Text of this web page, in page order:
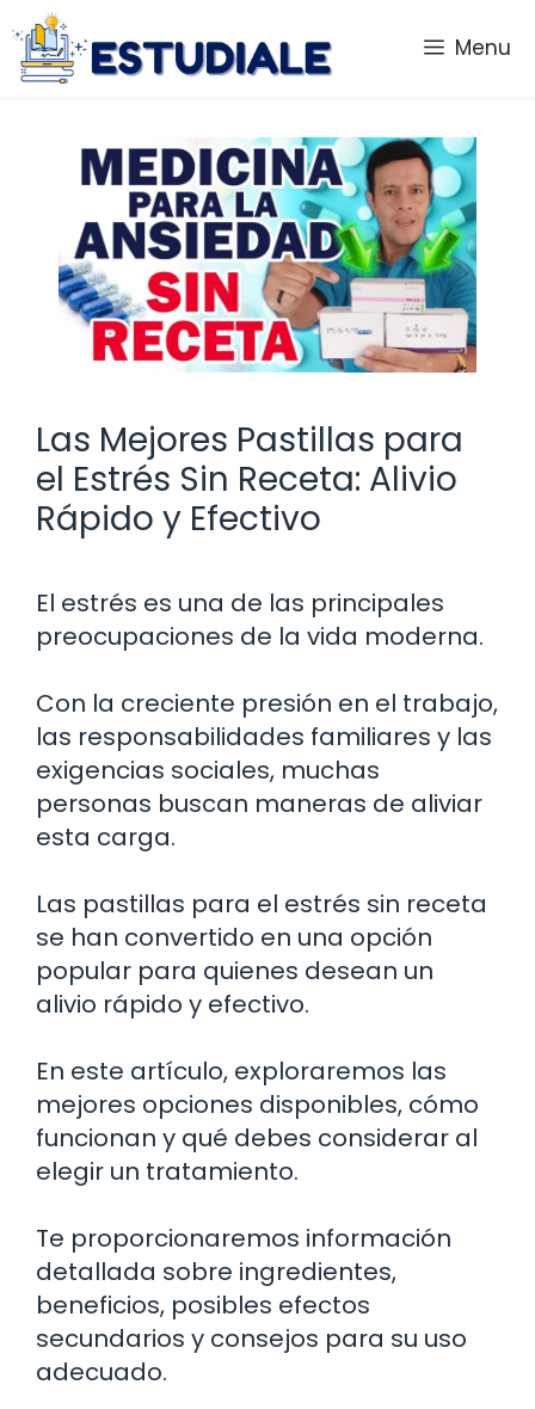
Saltar
al
contenido
Menu
Las Mejores Pastillas para
el Estrés Sin Receta: Alivio
Rápido y Efectivo
El estrés es una de las principales
preocupaciones de la vida moderna.
Con la creciente presión en el trabajo,
las responsabilidades familiares y las
exigencias sociales, muchas
personas buscan maneras de aliviar
esta carga.
Las pastillas para el estrés sin receta
se han convertido en una opción
popular para quienes desean un
alivio rápido y efectivo.
En este artículo, exploraremos las
mejores opciones disponibles, cómo
funcionan y qué debes considerar al
elegir un tratamiento.
Te proporcionaremos información
detallada sobre ingredientes,
beneficios, posibles efectos
secundarios y consejos para su uso
adecuado.